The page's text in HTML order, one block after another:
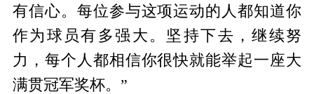
有信心。每位参与这项运动的人都知道你
作为球员有多强大。坚持下去，继续努
力，每个人都相信你很快就能举起一座大
满贯冠军奖杯。”